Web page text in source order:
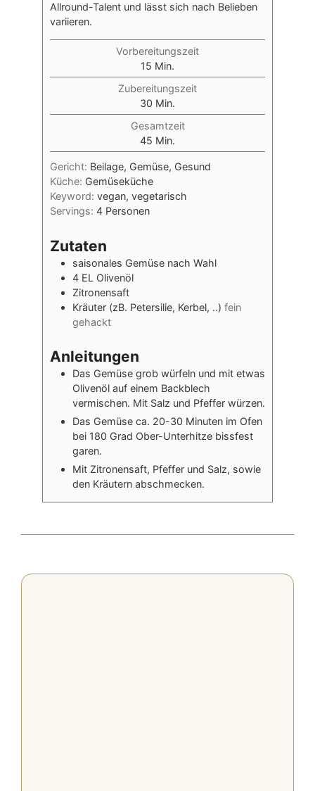
Allround-Talent und lässt sich nach Belieben
variieren.
Vorbereitungszeit
15 Minuten
Min.
Zubereitungszeit
30 Minuten
Min.
Gesamtzeit
45 Minuten
Min.
Gericht: Beilage, Gemüse, Gesund
Küche: Gemüseküche
Keyword: vegan, vegetarisch
Servings: 4 Personen
Zutaten
saisonales Gemüse nach Wahl
4 EL Olivenöl
Zitronensaft
Kräuter (zB. Petersilie, Kerbel, ..) fein
gehackt
Anleitungen
Das Gemüse grob würfeln und mit etwas
Olivenöl auf einem Backblech
vermischen. Mit Salz und Pfeffer würzen.
Das Gemüse ca. 20-30 Minuten im Ofen
bei 180 Grad Ober-Unterhitze bissfest
garen.
Mit Zitronensaft, Pfeffer und Salz, sowie
den Kräutern abschmecken.